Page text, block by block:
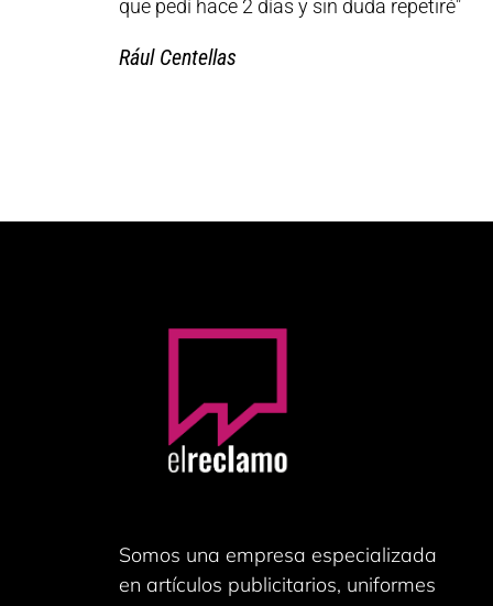
que pedí hace 2 días y sin duda repetiré"
Rául Centellas
Somos una empresa especializada
en artículos publicitarios, uniformes